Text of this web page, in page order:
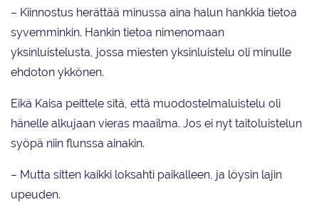
– Kiinnostus herättää minussa aina halun hankkia tietoa
syvemminkin. Hankin tietoa nimenomaan
yksinluistelusta, jossa miesten yksinluistelu oli minulle
ehdoton ykkönen.
Eikä Kaisa peittele sitä, että muodostelmaluistelu oli
hänelle alkujaan vieras maailma. Jos ei nyt taitoluistelun
syöpä niin flunssa ainakin.
– Mutta sitten kaikki loksahti paikalleen, ja löysin lajin
upeuden.